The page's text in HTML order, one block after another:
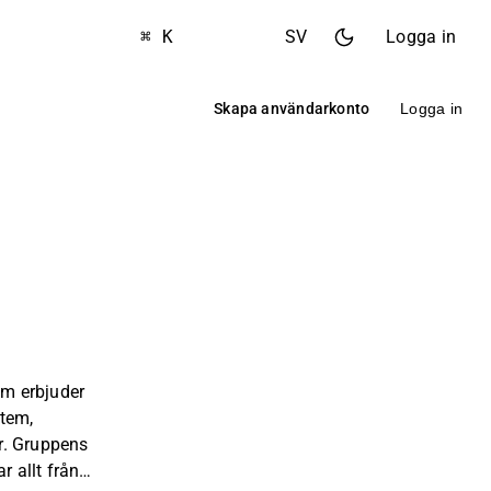
⌘ K SV Logga in
Skapa användarkonto Logga in
erbjuder
Gruppens
allt från